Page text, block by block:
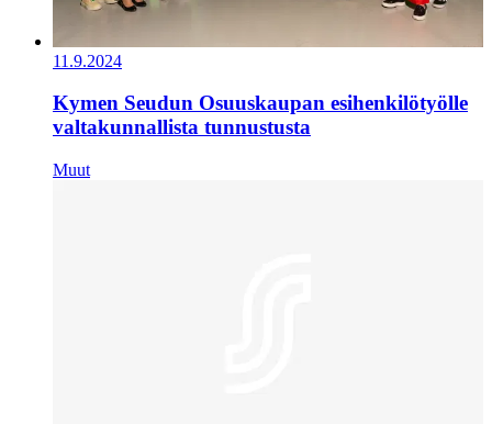
11.9.2024
Kymen Seudun Osuuskaupan esihenkilötyölle
valtakunnallista tunnustusta
Muut